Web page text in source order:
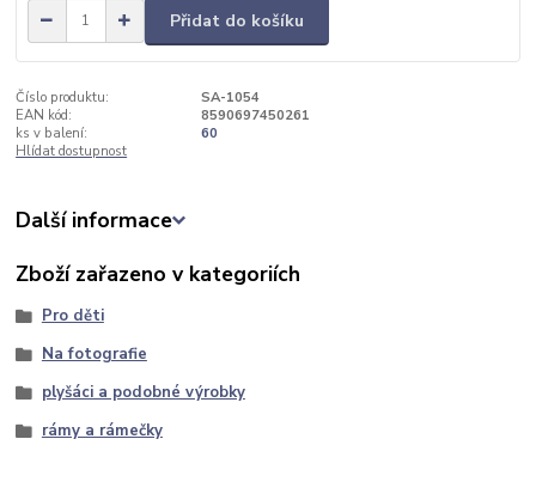
Přidat do košíku
Číslo produktu:
SA-1054
EAN kód:
8590697450261
ks v balení:
60
Hlídat dostupnost
Další informace
Zboží zařazeno v kategoriích
Pro děti
Na fotografie
plyšáci a podobné výrobky
rámy a rámečky